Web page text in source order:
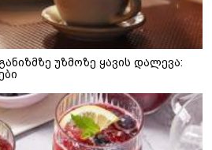
უზმოზე ყავის დალევა: